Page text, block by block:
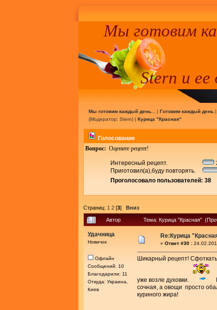
Мы готовим
Stern и ее
Мы готовим каждый день... | Готовим каждый день
(Модератор: Stern) | Курица "Красная"
Голосование
Вопрос: Оцените рецепт!
Интересный рецепт.
Приготовил(а),буду повторять.
Проголосовало пользователей: 38
Страниц: 1 2 [3] Вниз
Автор Тема: Курица "Красная"
Удачница
Новичок
Офлайн
Сообщений: 10
Благодарили: 11
Откуда: Украина,
Киев
Re:Курица
« Ответ #30 :
Шикарный рецепт!
уже возле духовки.
сочная, а овощи просто
куриного жира!